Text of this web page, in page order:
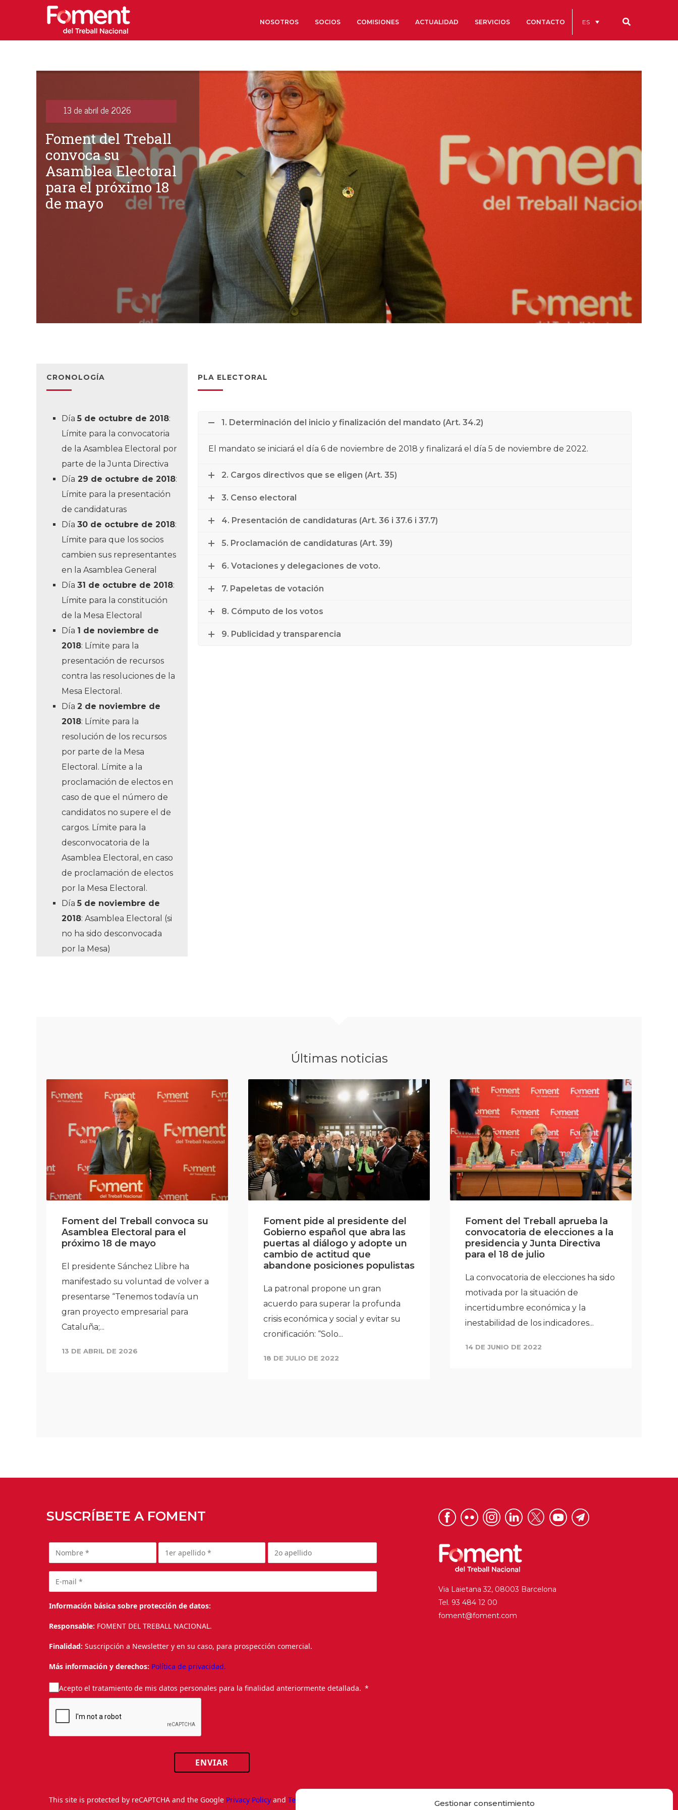
Gestionar consentimiento
NOSOTROS
Organizaciones sectoriales
Sociedad Barcelonesa de Estudios
Económicos y Sociales
Organizaciones territoriales
Conoce más
Historia
Galería de Presidentes
Biblioteca Archivo
SOCIOS COMISIONES ACTUALIDAD SERVICIOS CONTACTO ES
Foment del Treball
convoca su
Asamblea Electoral
para el próximo 18
de mayo
13 de abril de 2026
CRONOLOGÍA
Día 5 de octubre de 2018:
Límite para la convocatoria
de la Asamblea Electoral por
parte de la Junta Directiva
Día 29 de octubre de 2018:
Límite para la presentación
de candidaturas
Día 30 de octubre de 2018:
Límite para que los socios
cambien sus representantes
en la Asamblea General
Día 31 de octubre de 2018:
Límite para la constitución
de la Mesa Electoral
Día 1 de noviembre de
2018: Límite para la
presentación de recursos
contra las resoluciones de la
Mesa Electoral.
Día 2 de noviembre de
2018: Límite para la
resolución de los recursos
por parte de la Mesa
Electoral. Límite a la
proclamación de electos en
caso de que el número de
candidatos no supere el de
cargos. Límite para la
desconvocatoria de la
Asamblea Electoral, en caso
de proclamación de electos
por la Mesa Electoral.
Día 5 de noviembre de
2018: Asamblea Electoral (si
no ha sido desconvocada
por la Mesa)
PLA ELECTORAL
1. Determinación del inicio y finalización del mandato (Art. 34.2)
El mandato se iniciará el día 6 de noviembre de 2018 y finalizará el día 5 de noviembre de 2022.
2. Cargos directivos que se eligen (Art. 35)
3. Censo electoral
4. Presentación de candidaturas (Art. 36 i 37.6 i 37.7)
5. Proclamación de candidaturas (Art. 39)
6. Votaciones y delegaciones de voto.
7. Papeletas de votación
8. Cómputo de los votos
9. Publicidad y transparencia
Últimas noticias
Foment del Treball convoca su
Asamblea Electoral para el
próximo 18 de mayo
El presidente Sánchez Llibre ha
manifestado su voluntad de volver a
presentarse “Tenemos todavía un
gran proyecto empresarial para
Cataluña;...
13 DE ABRIL DE 2026
Foment pide al presidente del
Gobierno español que abra las
puertas al diálogo y adopte un
cambio de actitud que
abandone posiciones populistas
La patronal propone un gran
acuerdo para superar la profunda
crisis económica y social y evitar su
cronificación: “Solo...
18 DE JULIO DE 2022
Foment del Treball aprueba la
convocatoria de elecciones a la
presidencia y Junta Directiva
para el 18 de julio
La convocatoria de elecciones ha sido
motivada por la situación de
incertidumbre económica y la
inestabilidad de los indicadores...
14 DE JUNIO DE 2022
SUSCRÍBETE A FOMENT
Información básica sobre protección de datos:
Responsable: FOMENT DEL TREBALL NACIONAL.
Finalidad: Suscripción a Newsletter y en su caso, para prospección comercial.
Más información y derechos: Política de privacidad.
Acepto el tratamiento de mis datos personales para la finalidad anteriormente detallada.
ENVIAR
This site is protected by reCAPTCHA and the Google Privacy Policy andTerms of Service
Via Laietana 32, 08003 Barcelona
Tel. 93 484 12 00
foment@foment.com